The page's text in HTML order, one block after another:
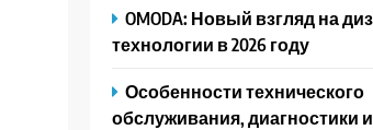
OMODA: Новый взгляд на
технологии в 2026 году
Особенности технического
обслуживания, диагностики